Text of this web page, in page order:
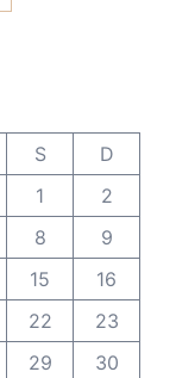
S
D
1
2
8
9
15
16
22
23
29
30